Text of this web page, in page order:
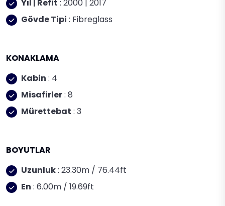
Yıl | Refit : 2000 | 2017
Gövde Tipi : Fibreglass
KONAKLAMA
Kabin : 4
Misafirler: 8
Mürettebat : 3
BOYUTLAR
Uzunluk: 23.30m / 76.44ft
En : 6.00m / 19.69ft